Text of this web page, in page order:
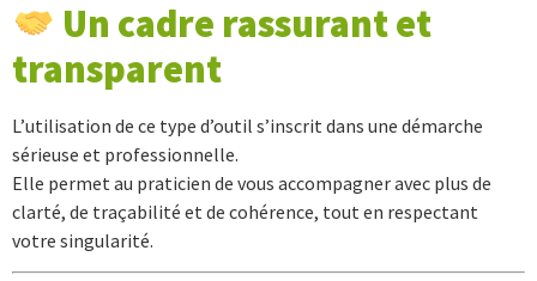
Un cadre rassurant et
transparent
L’utilisation de ce type d’outil s’inscrit dans une démarche
sérieuse et professionnelle.
Elle permet au praticien de vous accompagner avec plus de
clarté, de traçabilité et de cohérence, tout en respectant
votre singularité.